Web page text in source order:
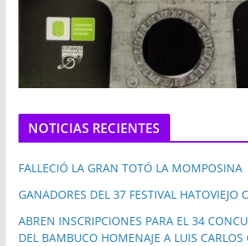
NOTICIAS RECIENTES
FALLECIÓ LA GRAN TOTÓ LA MOMPOSINA
GANADORES DEL 37 FESTIVAL HATOVIEJO
ABREN INSCRIPCIONES PARA EL 34
DEL BAMBUCO HOMENAJE A LUIS CARLOS